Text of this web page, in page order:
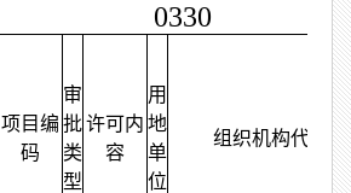
0330
项目编
码
审
批
类
型
许可内
容
用
地
单
位
组织机构代码